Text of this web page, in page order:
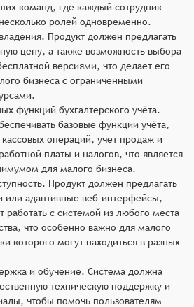
команд, где каждый сотрудник
ролей одновременно.
Продукт должен предлагать
цену, а также возможность выбора
версиями, что делает его
бизнеса с ограниченными
функций бухгалтерского учёта.
базовые функции учёта,
операций, учёт продаж и
платы и налогов, что является
для малого бизнеса.
Продукт должен предлагать
или адаптивные веб-интерфейсы,
работать с системой из любого места
что особенно важно для малого
которого могут находиться в разных
и обучение. Система должна
техническую поддержку и
чтобы помочь пользователям